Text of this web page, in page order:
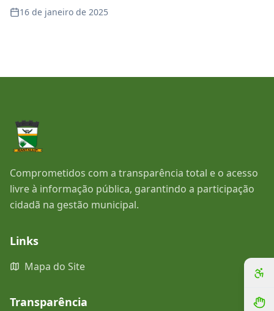
16 de janeiro de 2025
Comprometidos com a transparência total e o acesso
livre à informação pública, garantindo a participação
cidadã na gestão municipal.
Links
Mapa do Site
Transparência